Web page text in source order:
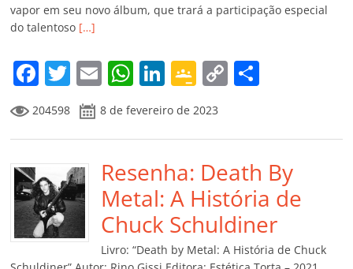
vapor em seu novo álbum, que trará a participação especial
do talentoso […]
F
a
c
e
b
o
o
k
T
w
itt
er
E
m
ai
l
W
at
s
A
p
p
Li
k
e
dI
n
G
o
o
gl
e
Cl
a
ss
C
y
Li
n
k
p
ar
til
h
ar
204598 8 de fevereiro de 2023
Resenha: Death By
Metal: A História de
Chuck Schuldiner
Livro: “Death by Metal: A História de Chuck